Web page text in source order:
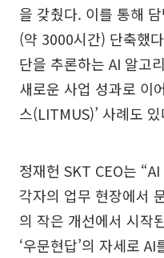
을 갖췄다. 이를 통해
(약 3000시간) 단축했
단을 추론하는 AI 알고
새로운 사업 성과로 이
스(LITMUS)’ 사례도
정재헌 SKT CEO는
각자의 업무 현장에서
의 작은 개선에서 시작
‘우문현답’의 자세로